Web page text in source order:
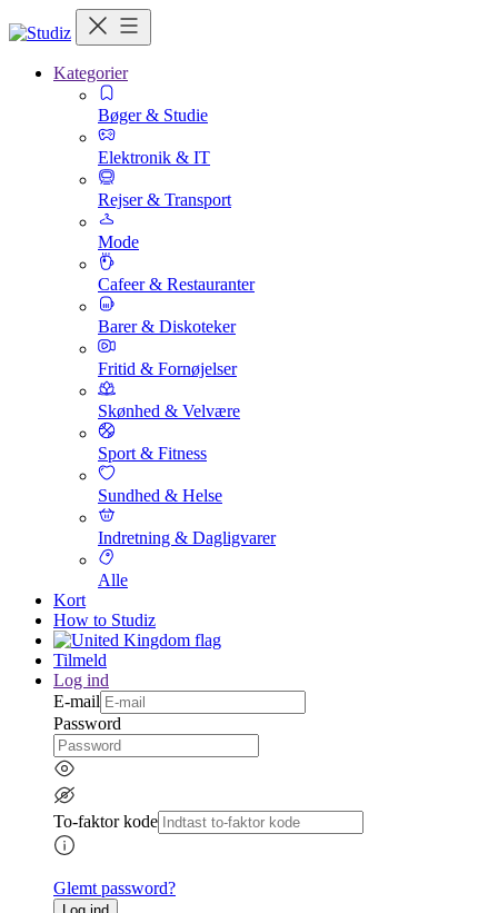
Kategorier
Bøger & Studie
Elektronik & IT
Rejser & Transport
Mode
Cafeer & Restauranter
Barer & Diskoteker
Fritid & Fornøjelser
Skønhed & Velvære
Sport & Fitness
Sundhed & Helse
Indretning & Dagligvarer
Alle
Kort
How to Studiz
Tilmeld
Log ind
E-mail
Password
To-faktor kode
Glemt password?